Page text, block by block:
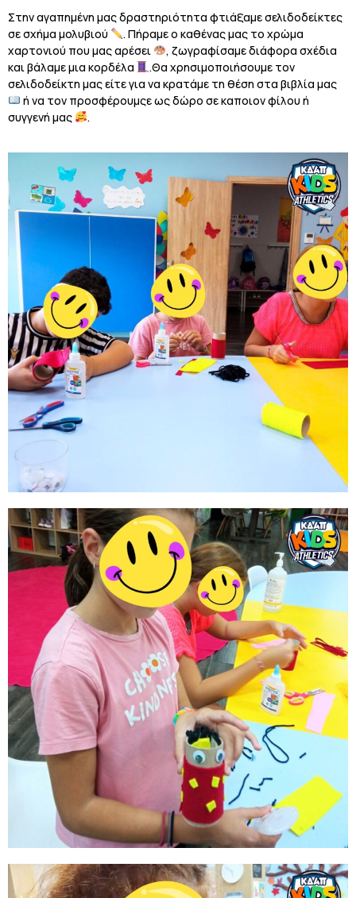
Στην αγαπημένη μας δραστηριότητα φτιάξαμε σελιδοδείκτες
σε σχήμα μολυβιού
. Πήραμε ο καθένας μας το χρώμα
χαρτονιού που μας αρέσει
, ζωγραφίσαμε διάφορα σχέδια
και βάλαμε μια κορδέλα
.Θα χρησιμοποιήσουμε τον
σελιδοδείκτη μας είτε για να κρατάμε τη θέση στα βιβλία μας
ή να τον προσφέρουμςε ως δώρο σε καποιον φίλου ή
συγγενή μας
.